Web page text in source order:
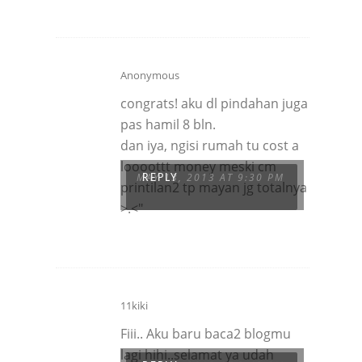
Anonymous
MAY 13, 2013 AT 9:30 PM
congrats! aku dl pindahan juga
pas hamil 8 bln.
dan iya, ngisi rumah tu cost a
loooottt money meski cm
printilan2 tp mayan jg totalnya
>.<"
REPLY
11kiki
Fiii.. Aku baru baca2 blogmu
lagi hihi..selamat ya udah